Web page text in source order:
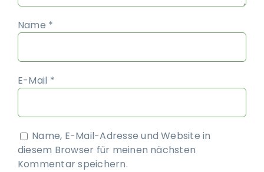
Name *
E-Mail *
Name, E-Mail-Adresse und Website in
diesem Browser für meinen nächsten
Kommentar speichern.